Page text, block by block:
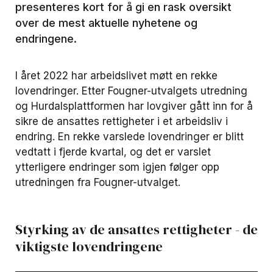
presenteres kort for å gi en rask oversikt
over de mest aktuelle nyhetene og
endringene.
I året 2022 har arbeidslivet møtt en rekke
lovendringer. Etter Fougner-utvalgets utredning
og Hurdalsplattformen har lovgiver gått inn for å
sikre de ansattes rettigheter i et arbeidsliv i
endring. En rekke varslede lovendringer er blitt
vedtatt i fjerde kvartal, og det er varslet
ytterligere endringer som igjen følger opp
utredningen fra Fougner-utvalget.
Styrking av de ansattes rettigheter - de
viktigste lovendringene